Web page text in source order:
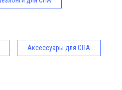
Аксессуары для СПА